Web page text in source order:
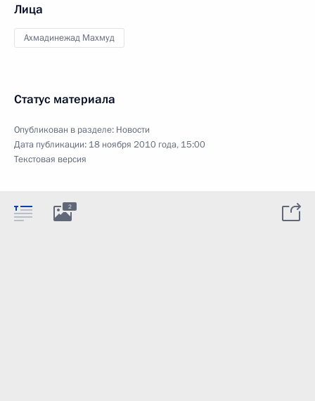
Лица
Ахмадинежад Махмуд
Статус материала
Опубликован в разделе: Новости
Дата публикации: 18 ноября 2010 года, 15:00
Текстовая версия
2